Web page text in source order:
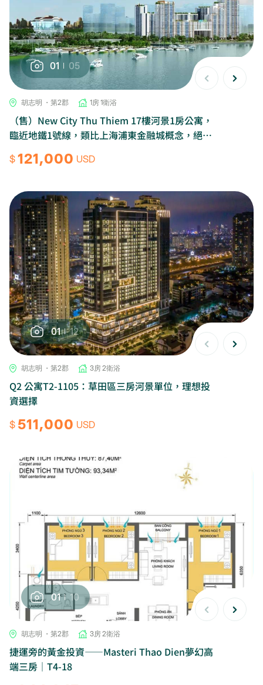
01 05
胡志明 ・第2郡 1房 1衛浴
（售）New City Thu Thiem 17樓河景1房公寓，
臨近地鐵1號線，類比上海浦東金融城概念，絕佳
$121,000 USD
01 12
胡志明 ・第2郡 3房 2衛浴
Q2 公寓T2-1105：草田區三房河景單位，理想投
資選擇
$ 511,000 USD
01 10
胡志明 ・第2郡 3房 2衛浴
捷運旁的黃金投資——Masteri Thao Dien夢幻高
端三房｜T4-18